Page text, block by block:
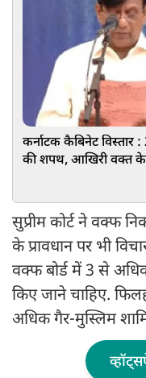
कर्नाटक कैबिनेट विस्तार
की शपथ, आखिरी वक्त
सुप्रीम कोर्ट ने वक्फ
के प्रावधान पर भी
वक्फ बोर्ड में 3 से
किए जाने चाहिए.
अधिक गैर-मुस्लिम